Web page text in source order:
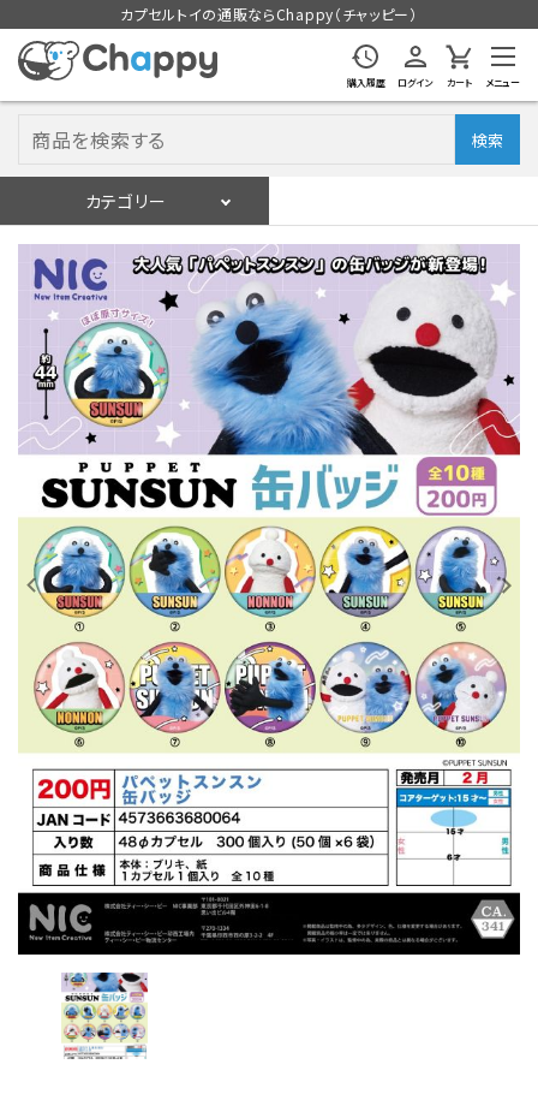
カプセルトイの通販ならChappy（チャッピー）
購入履歴 ログイン カート メニュー
検索
カテゴリー
ログイン 会員登録
入荷スケジュールをチェック
カプセルトイマシン本体
カプセルトイ
販促用空カプセル
レンタル
景品・玩具・文具
販促用カプセルトイ
よくあるご質問
ご利用ガイド
06-6282-7659